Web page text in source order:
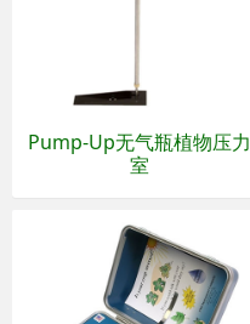
Pump-Up无气瓶植物压力
室